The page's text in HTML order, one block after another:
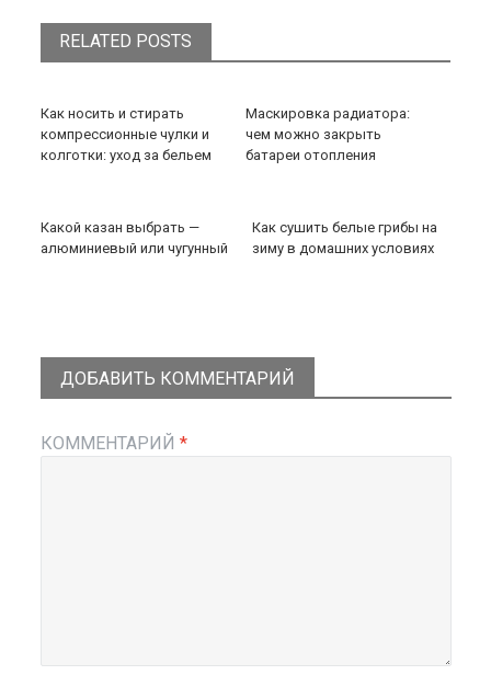
RELATED POSTS
Как носить и стирать
компрессионные чулки и
колготки: уход за бельем
Маскировка радиатора:
чем можно закрыть
батареи отопления
Какой казан выбрать —
алюминиевый или чугунный
Как сушить белые грибы на
зиму в домашних условиях
ДОБАВИТЬ КОММЕНТАРИЙ
КОММЕНТАРИЙ*